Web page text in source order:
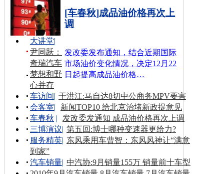
[车春秋]成品油价格再次上
调
发改委发布通知，结合近期国际
市场油价变化情况，决定12月22
日起提高成品油价格…
大讲堂|
尹同跃：
奇瑞汽车
梦想和野
心并存
车访间| 于洪江:马自达8切中公商务MPV要害
会客室|
新闻TOP10 给北京治堵新政提意见
车春秋 |
发改委发通知 成品油价格再次上调
三博演议| 第五回:博士哪种变速器更给力?
服务精英| 东风乘用车曹智：东风风神让“满意
到家”
汽车销量| 中汽协:9月销量155万 销量前十车型